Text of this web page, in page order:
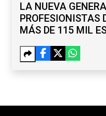
LA NUEVA
PROFESIONISTAS
MÁS DE 115 MIL